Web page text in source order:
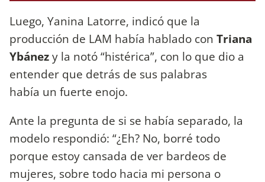
Luego, Yanina Latorre, indicó que la
producción de LAM había hablado con Triana
Ybánezy la notó “histérica”, con lo que dio a
entender que detrás de sus palabras
había un fuerte enojo.
Ante la pregunta de si se había separado, la
modelo respondió: “¿Eh? No, borré todo
porque estoy cansada de ver bardeos de
mujeres, sobre todo hacia mi persona o